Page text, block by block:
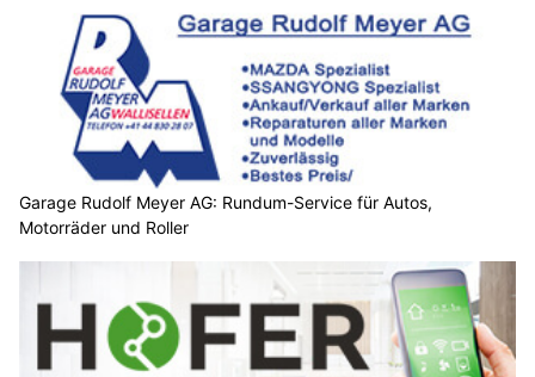
Garage Rudolf Meyer AG: Rundum-Service für Autos,
Motorräder und Roller